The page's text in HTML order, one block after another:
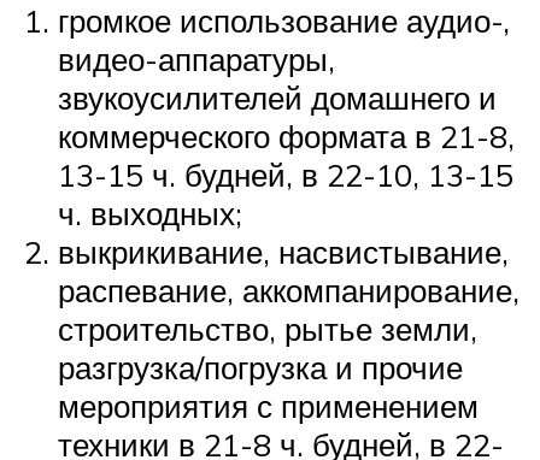
громкое использование аудио-,
видео-аппаратуры,
звукоусилителей домашнего и
коммерческого формата в 21-8,
13-15 ч. будней, в 22-10, 13-15
ч. выходных;
выкрикивание, насвистывание,
распевание, аккомпанирование,
строительство, рытье земли,
разгрузка/погрузка и прочие
мероприятия с применением
техники в 21-8 ч. будней, в 22-